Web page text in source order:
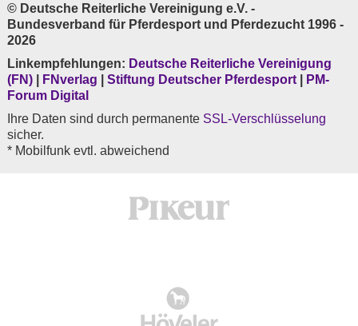
© Deutsche Reiterliche Vereinigung e.V. -
Bundesverband für Pferdesport und Pferdezucht 1996 -
2026
Linkempfehlungen: Deutsche Reiterliche Vereinigung
(FN)
FNverlag Stiftung Deutscher Pferdesport
PM-
Forum Digital
Ihre Daten sind durch permanente SSL-Verschlüsselung
sicher.
* Mobilfunk evtl. abweichend